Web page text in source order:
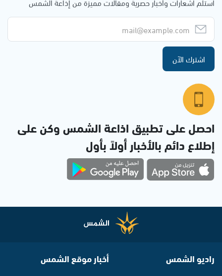
اشترك الآن
احصل على تطبيق اذاعة الشمس وكن على
إطلاع دائم بالأخبار أولاً بأول
راديو الشمس أخبار موقع الشمس